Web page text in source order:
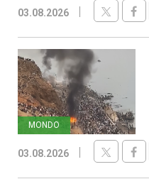
03.08.2026
MONDO
03.08.2026